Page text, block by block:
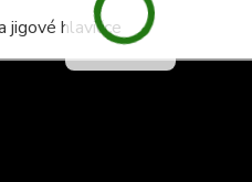
jigové hlavičce